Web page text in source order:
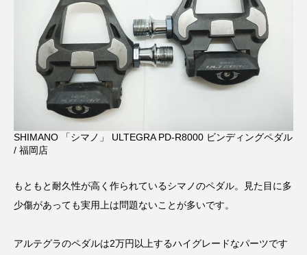
SHIMANO 「シマノ」 ULTEGRA PD-R8000 ビンディングペダル
/ 福岡店
もともと耐久性が高く作られているシマノのペダル。見た目に多
少傷があっても実用上は問題ないことが多いです。
アルテグラのペダルは2万円以上するハイグレードなパーツです